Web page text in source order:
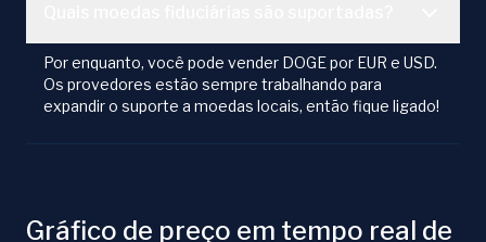
Por enquanto, você pode vender DOGE por EUR e USD.
Os provedores estão sempre trabalhando para
expandir o suporte a moedas locais, então fique ligado!
Gráfico de preço em tempo real de